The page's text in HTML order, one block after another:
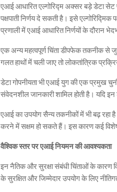
एआई आधारित एल्गोरिद्म अक्सर बड़े डेटा सेट
पक्षपाती निर्णय दे सकती है। इसे
प्रणाली में एआई आधारित निर्णयों के दौरान
एक अन्य महत्वपूर्ण चिंता डीपफेक तकनीक से
गलत हाथों में चली जाए तो लोकतांत्रिक
डेटा गोपनीयता भी एआई युग की एक प्रमुख
संवेदनशील जानकारी शामिल होती है। यदि इन
एआई का उपयोग सैन्य तकनीकों में भी बढ़ रहा
करने में सक्षम हो सकते हैं। इस कारण कई
वैश्विक स्तर पर एआई नियमन की आवश्यकता
इन नैतिक और सुरक्षा संबंधी चिंताओं के
के सुरक्षित और जिम्मेदार उपयोग के लिए